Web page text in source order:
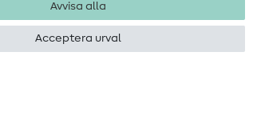
Avvisa alla
Acceptera urval